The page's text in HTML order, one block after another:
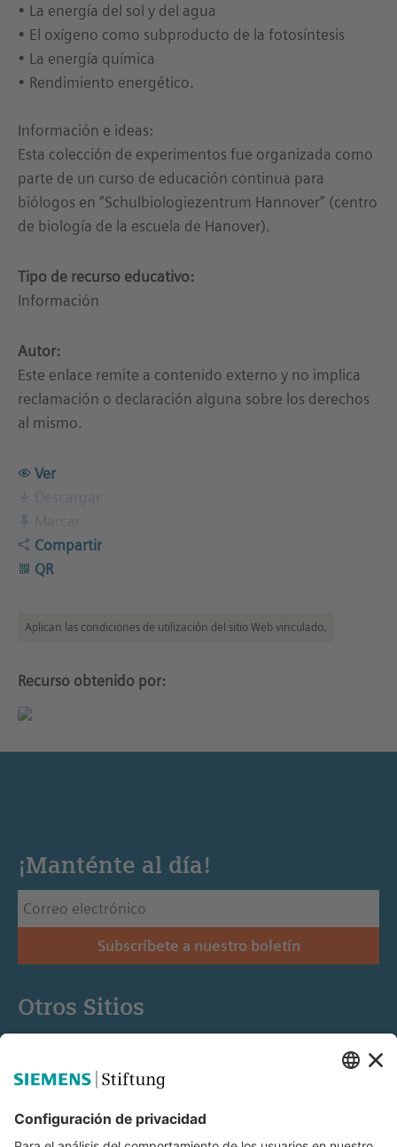
• La energía del sol y del agua
• El oxígeno como subproducto de la fotosíntesis
• La energía química
• Rendimiento energético.
Información e ideas:
Esta colección de experimentos fue organizada como
parte de un curso de educación continua para
biólogos en “Schulbiologiezentrum Hannover” (centro
de biología de la escuela de Hanover).
Tipo de recurso educativo:
Información
Autor:
Este enlace remite a contenido externo y no implica
reclamación o declaración alguna sobre los derechos
al mismo.
Ver
Compartir
QR
Aplican las condiciones de utilización del sitio Web vinculado.
Recurso obtenido por:
¡Manténte al día!
Subscríbete a nuestro boletín
Otros Sitios
Educación STEM
Mediaportal